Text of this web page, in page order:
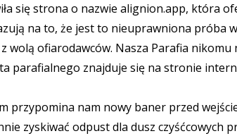
się strona o nazwie alignion.app, która
na to, że jest to nieuprawniona próba
ofiarodawców. Nasza Parafia nikomu
parafialnego znajduje się na stronie
przypomina nam nowy baner przed
zyskiwać odpust dla dusz czyśćcowych